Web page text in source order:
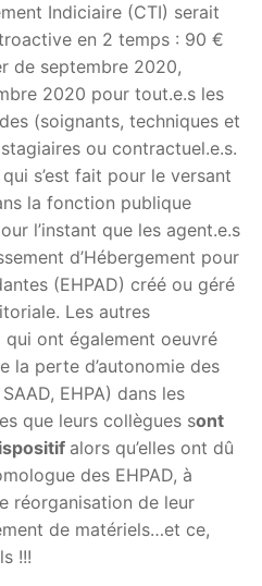
Indiciaire (CTI) serait
en 2 temps : 90 €
de septembre 2020,
2020 pour tout.e.s les
(soignants, techniques et
ou contractuel.e.s.
s’est fait pour le versant
la fonction publique
l’instant que les agent.e.s
d’Hébergement pour
(EHPAD) créé ou géré
Les autres
qui ont également oeuvré
la perte d’autonomie des
EHPA) dans les
que leurs collègues sont
alors qu’elles ont dû
des EHPAD, à
réorganisation de leur
de matériels…et ce,
!!!